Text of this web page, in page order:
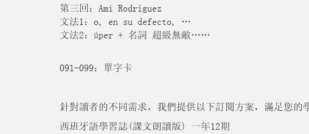
第三回：Ami Rodriguez
文法1：o, en su defecto, …
文法2：úper + 名詞 超級無敵……
091-099：單字卡
針對讀者的不同需求，我們提供以下訂閱方案，滿足您的
西班牙語學習誌(課文朗讀版) 一年12期